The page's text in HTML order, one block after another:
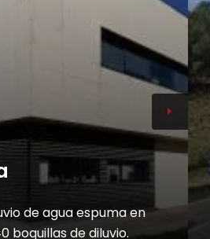
de agua espuma en
boquillas de diluvio.